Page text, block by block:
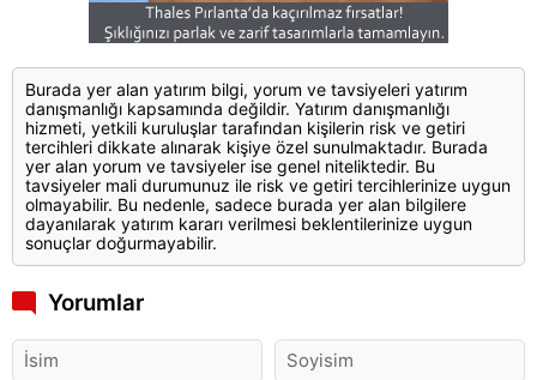
Burada yer alan yatırım bilgi, yorum ve tavsiyeleri yatırım
danışmanlığı kapsamında değildir. Yatırım danışmanlığı
hizmeti, yetkili kuruluşlar tarafından kişilerin risk ve getiri
tercihleri dikkate alınarak kişiye özel sunulmaktadır. Burada
yer alan yorum ve tavsiyeler ise genel niteliktedir. Bu
tavsiyeler mali durumunuz ile risk ve getiri tercihlerinize uygun
olmayabilir. Bu nedenle, sadece burada yer alan bilgilere
dayanılarak yatırım kararı verilmesi beklentilerinize uygun
sonuçlar doğurmayabilir.
Yorumlar